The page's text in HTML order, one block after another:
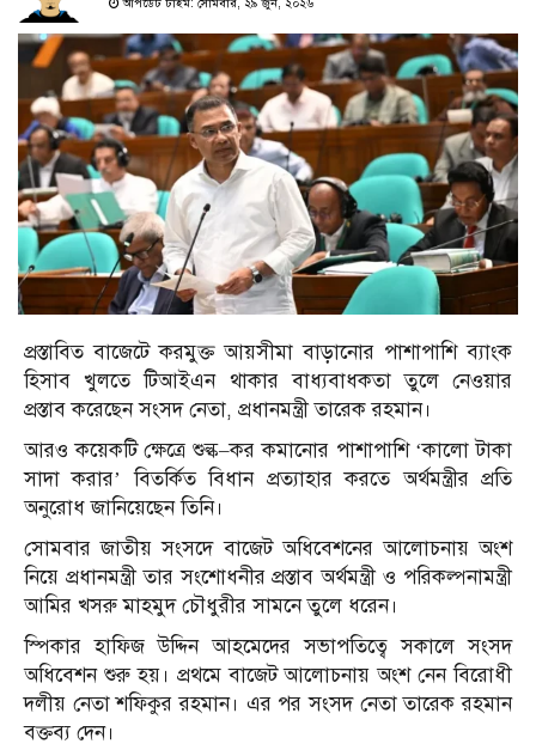
আপডেট টাইম: সোমবার, ২৯ জুন, ২০২৬
প্রস্তাবিত বাজেটে করমুক্ত আয়সীমা বাড়ানোর পাশাপাশি ব্যাংক
হিসাব খুলতে টিআইএন থাকার বাধ্যবাধকতা তুলে নেওয়ার
প্রস্তাব করেছেন সংসদ নেতা, প্রধানমন্ত্রী তারেক রহমান।
আরও কয়েকটি ক্ষেত্রে শুল্ক–কর কমানোর পাশাপাশি ‘কালো টাকা
সাদা করার’ বিতর্কিত বিধান প্রত্যাহার করতে অর্থমন্ত্রীর প্রতি
অনুরোধ জানিয়েছেন তিনি।
সোমবার জাতীয় সংসদে বাজেট অধিবেশনের আলোচনায় অংশ
নিয়ে প্রধানমন্ত্রী তার সংশোধনীর প্রস্তাব অর্থমন্ত্রী ও পরিকল্পনামন্ত্রী
আমির খসরু মাহমুদ চৌধুরীর সামনে তুলে ধরেন।
স্পিকার হাফিজ উদ্দিন আহমেদের সভাপতিত্বে সকালে সংসদ
অধিবেশন শুরু হয়। প্রথমে বাজেট আলোচনায় অংশ নেন বিরোধী
দলীয় নেতা শফিকুর রহমান। এর পর সংসদ নেতা তারেক রহমান
বক্তব্য দেন।